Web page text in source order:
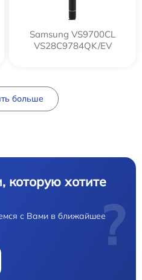
Samsung VS9700CL
VS28C9784QK/EV
больше
которую хотите
с Вами в ближайшее?